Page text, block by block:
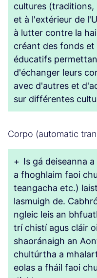
cultures (traditions,
et à l'extérieur de
à lutter contre la
créant des fonds
éducatifs
d'échanger leurs
avec d'autres et
sur différentes
Corpo (automatic
+ Is gá deiseanna
a fhoghlaim faoi
teangacha etc.)
lasmuigh de.
ngleic leis an
trí chistí agus cláir
shaoránaigh an
chultúrtha a
eolas a fháil faoi